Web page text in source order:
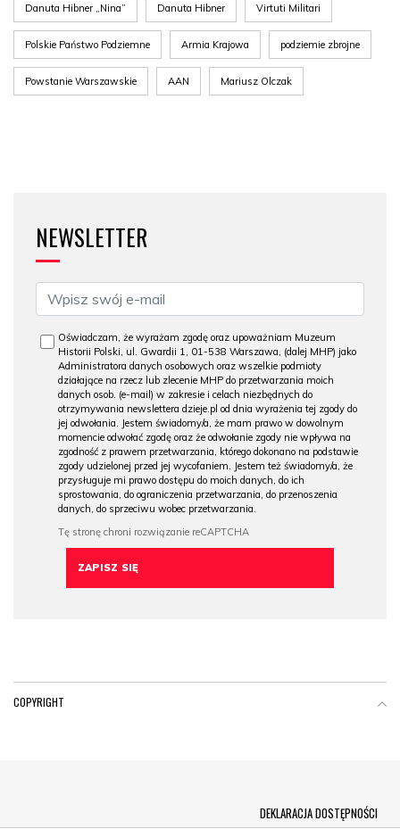
Danuta Hibner „Nina” Danuta Hibner Virtuti Militari
Polskie Państwo Podziemne Armia Krajowa podziemie zbrojne
Powstanie Warszawskie AAN Mariusz Olczak
NEWSLETTER
Oświadczam, że wyrażam zgodę oraz upoważniam Muzeum
Historii Polski, ul. Gwardii 1, 01-538 Warszawa, (dalej MHP) jako
Administratora danych osobowych oraz wszelkie podmioty
działające na rzecz lub zlecenie MHP do przetwarzania moich
danych osob. (e-mail) w zakresie i celach niezbędnych do
otrzymywania newslettera dzieje.pl od dnia wyrażenia tej zgody do
jej odwołania. Jestem świadomy/a, że mam prawo w dowolnym
momencie odwołać zgodę oraz że odwołanie zgody nie wpływa na
zgodność z prawem przetwarzania, którego dokonano na podstawie
zgody udzielonej przed jej wycofaniem. Jestem też świadomy/a, że
przysługuje mi prawo dostępu do moich danych, do ich
sprostowania, do ograniczenia przetwarzania, do przenoszenia
danych, do sprzeciwu wobec przetwarzania.
COPYRIGHT
DEKLARACJA DOSTĘPNOŚCI